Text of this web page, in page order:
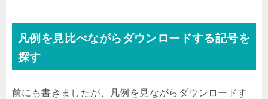
凡例を見比べながらダウンロードする記号を
探す
前にも書きましたが、凡例を見ながらダウンロードす